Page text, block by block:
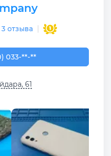
3 отзыва
80-44
033-**-**
61